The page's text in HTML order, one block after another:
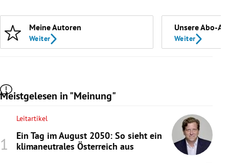
Meine Autoren
Weiter
Unsere Abo-
Weiter
Meistgelesen in "Meinung"
Leitartikel
Ein Tag im August 2050: So sieht ein
klimaneutrales Österreich aus